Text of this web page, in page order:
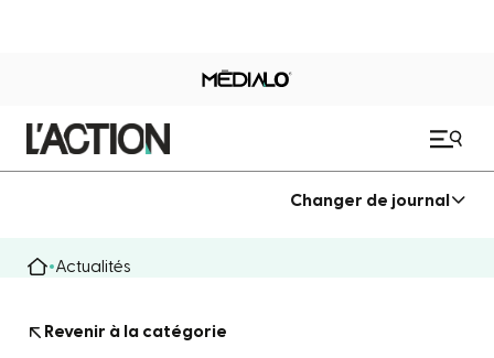
Changer de journal
Actualités
Revenir à la catégorie